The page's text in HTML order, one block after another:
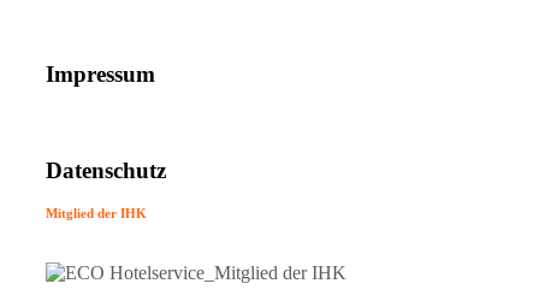
Impressum
Datenschutz
Mitglied der IHK